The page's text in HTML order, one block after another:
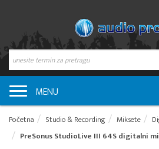
MENU
Početna Studio & Recording Miksete
PreSonus StudioLive III 64S digitalni